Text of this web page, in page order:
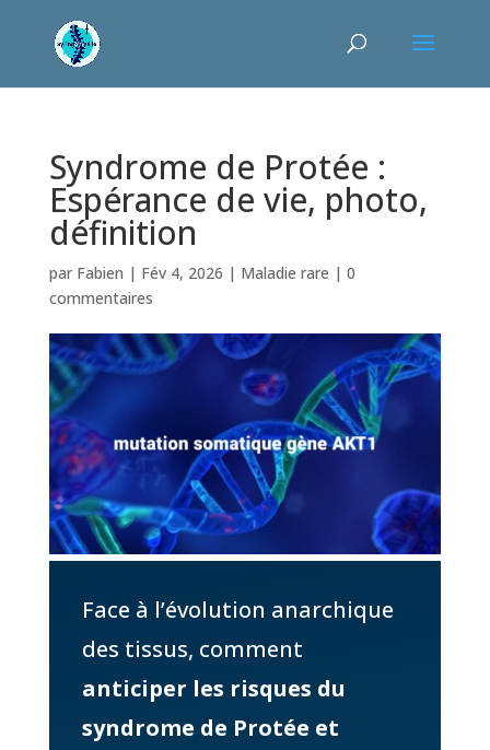
Syndrome de Protée :
Espérance de vie, photo,
définition
par Fabien | Fév 4, 2026 | Maladie rare | 0
commentaires
Face à l’évolution anarchique
des tissus, comment
anticiper les risques du
syndrome de Protée et